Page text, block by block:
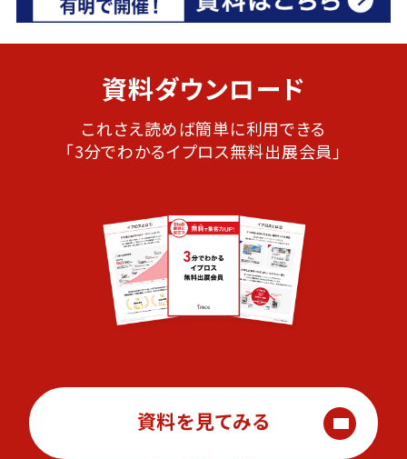
資料ダウンロード
これさえ読めば簡単に利用できる
「3分でわかるイプロス無料出展会員」
資料を見てみる